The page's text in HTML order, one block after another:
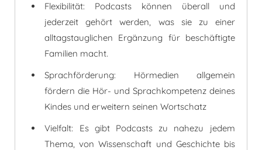
Flexibilität: Podcasts können überall und
jederzeit gehört werden, was sie zu einer
alltagstauglichen Ergänzung für beschäftigte
Familien macht.
Sprachförderung: Hörmedien allgemein
fördern die Hör- und Sprachkompetenz deines
Kindes und erweitern seinen Wortschatz
Vielfalt: Es gibt Podcasts zu nahezu jedem
Thema, von Wissenschaft und Geschichte bis